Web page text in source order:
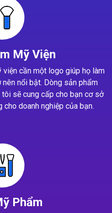
Mỹ Viện
cần một logo giúp họ làm
nổi bật. Dòng sản phẩm
sẽ cung cấp cho bạn cơ sở
doanh nghiệp của bạn.
Phẩm